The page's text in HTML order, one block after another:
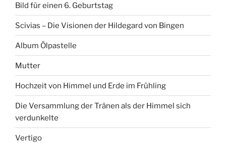
Bild für einen 6. Geburtstag
Scivias – Die Visionen der Hildegard von Bingen
Album Ölpastelle
Mutter
Hochzeit von Himmel und Erde im Frühling
Die Versammlung der Tränen als der Himmel sich
verdunkelte
Vertigo